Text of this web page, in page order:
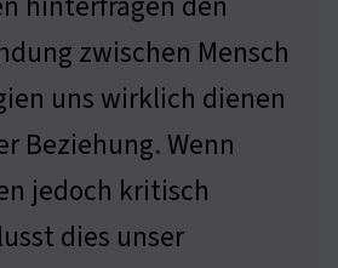
zwischen Mensch
uns wirklich dienen
Beziehung. Wenn
jedoch kritisch
dies unser